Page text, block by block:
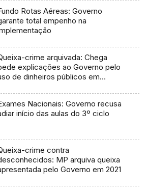
Rotas Aéreas: Governo
total empenho na
crime arquivada: Chega
explicações ao Governo pelo
de dinheiros públicos em
Nacionais: Governo recusa
início das aulas do 3º ciclo
crime contra
MP arquiva queixa
pelo Governo em 2021